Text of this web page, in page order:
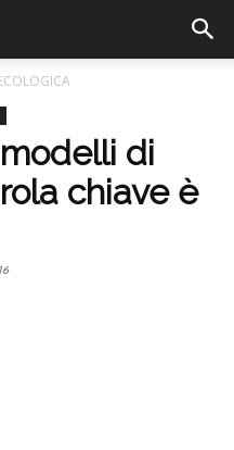
di
chiave è